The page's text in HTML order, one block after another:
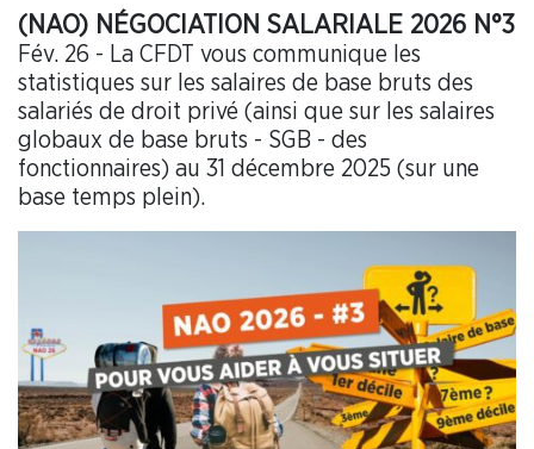
(NAO) NÉGOCIATION SALARIALE 2026 N°3
Fév. 26 - La CFDT vous communique les
statistiques sur les salaires de base bruts des
salariés de droit privé (ainsi que sur les salaires
globaux de base bruts - SGB - des
fonctionnaires) au 31 décembre 2025 (sur une
base temps plein).